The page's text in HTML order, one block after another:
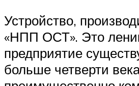
Устройство,
«НПП ОСТ». Это
предприятие
больше четверти